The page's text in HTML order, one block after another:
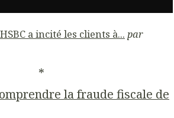
a incité les clients à... par
*
la fraude fiscale de